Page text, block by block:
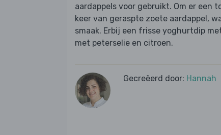
aardappels voor gebruikt. Om er een
keer van geraspte zoete aardappel,
smaak. Erbij een frisse yoghurtdip
met peterselie en citroen.
Gecreëerd door: Hannah